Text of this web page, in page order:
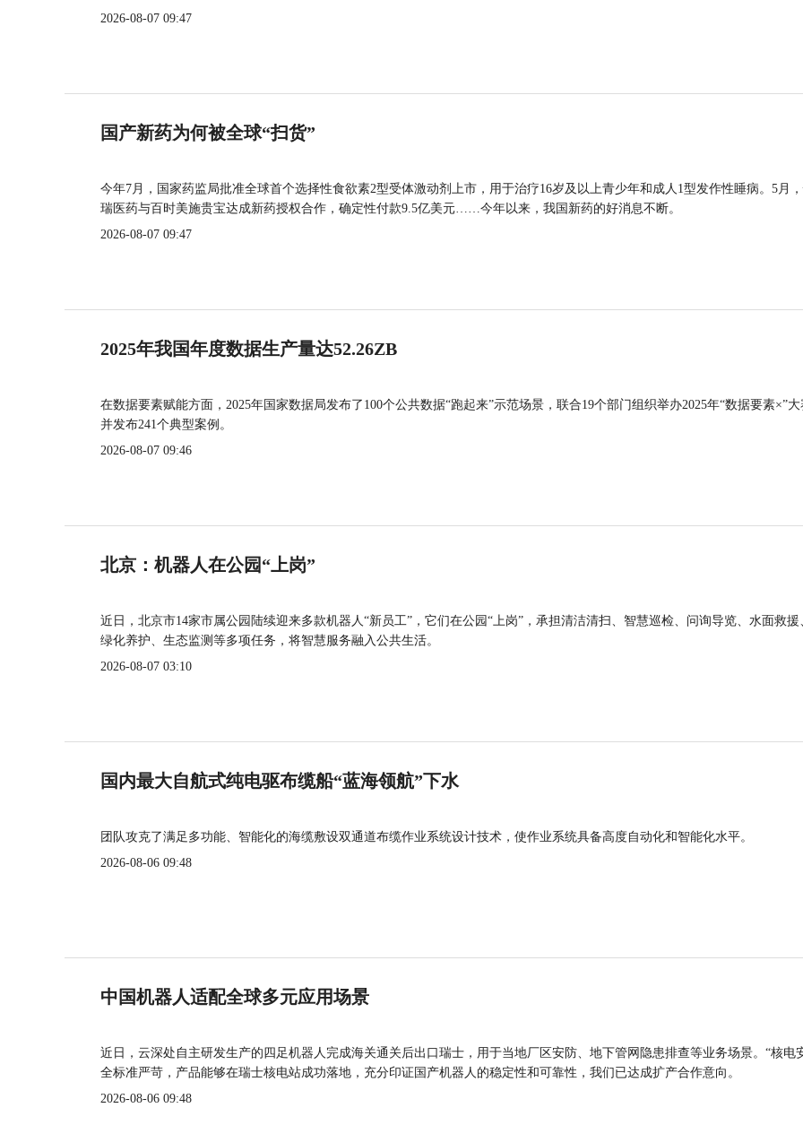
2026-08-07 09:47
国产新药为何被全球“扫货”
今年7月，国家药监局批准全球首个选择性食欲素2型受体激动剂上市，用于治疗16岁及以上青少年和成人1型发作性睡病。5月
瑞医药与百时美施贵宝达成新药授权合作，确定性付款9.5亿美元……今年以来，我国新药的好消息不断。
2026-08-07 09:47
2025年我国年度数据生产量达52.26ZB
在数据要素赋能方面，2025年国家数据局发布了100个公共数据“跑起来”示范场景，联合19个部门组织举办2025年“数据要素×”大
并发布241个典型案例。
2026-08-07 09:46
北京：机器人在公园“上岗”
近日，北京市14家市属公园陆续迎来多款机器人“新员工”，它们在公园“上岗”，承担清洁清扫、智慧巡检、问询导览、水面救援
绿化养护、生态监测等多项任务，将智慧服务融入公共生活。
2026-08-07 03:10
国内最大自航式纯电驱布缆船“蓝海领航”下水
团队攻克了满足多功能、智能化的海缆敷设双通道布缆作业系统设计技术，使作业系统具备高度自动化和智能化水平。
2026-08-06 09:48
中国机器人适配全球多元应用场景
近日，云深处自主研发生产的四足机器人完成海关通关后出口瑞士，用于当地厂区安防、地下管网隐患排查等业务场景。“核电
全标准严苛，产品能够在瑞士核电站成功落地，充分印证国产机器人的稳定性和可靠性，我们已达成扩产合作意向。
2026-08-06 09:48